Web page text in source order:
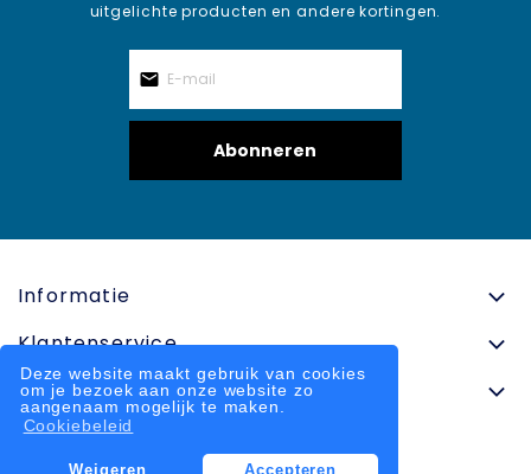
Deze website maakt gebruik van cookies
om je bezoek aan onze website zo
aangenaam mogelijk te maken.
Cookiebeleid
Weigeren Accepteren
uitgelichte producten en andere kortingen.
Abonneren
Informatie
Klantenservice
Contactinformatie